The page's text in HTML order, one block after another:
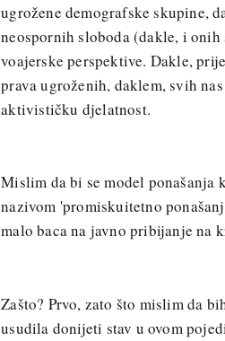
ugrožene demografske skupine,
neospornih sloboda (dakle, i
voajerske perspektive. Dakle,
prava ugroženih, daklem, svih
aktivističku djelatnost.
Mislim da bi se model ponašanja
nazivom 'promiskuitetno
malo baca na javno pribijanje na
Zašto? Prvo, zato što mislim da
usudila donijeti stav u ovom